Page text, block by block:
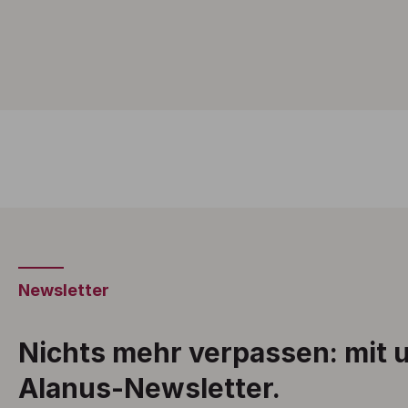
Newsletter
Nichts mehr verpassen: mit
Alanus-Newsletter.